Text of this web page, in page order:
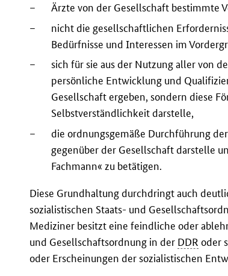
–
Ärzte von der Gesellschaft bestimmte
–
nicht die gesellschaftlichen
Bedürfnisse und Interessen im
–
sich für sie aus der Nutzung aller von
persönliche Entwicklung und
Gesellschaft ergeben, sondern diese
Selbstverständlichkeit darstelle,
–
die ordnungsgemäße Durchführung
gegenüber der Gesellschaft darstelle
Fachmann« zu betätigen.
Diese Grundhaltung durchdringt auch
sozialistischen Staats- und
Mediziner besitzt eine feindliche oder
und Gesellschaftsordnung in der DDR oder
oder Erscheinungen der sozialistischen